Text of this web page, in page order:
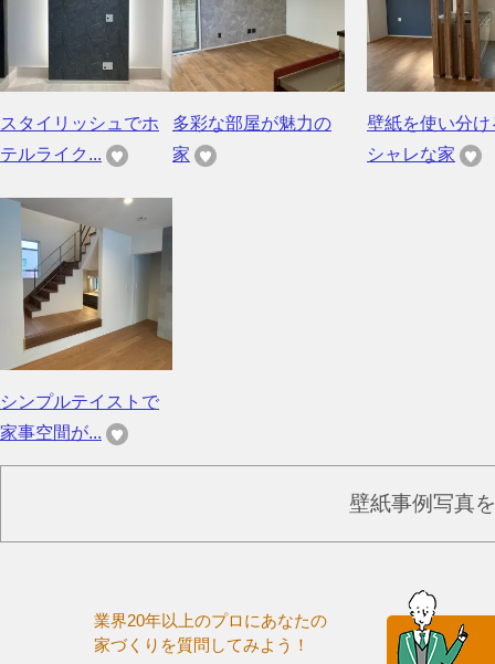
スタイリッシュでホ
テルライク...
多彩な部屋が魅力の
家
壁紙を使い分け
シャレな家
シンプルテイストで
家事空間が...
壁紙事例写真
業界20年以上のプロにあなたの
家づくりを質問してみよう！